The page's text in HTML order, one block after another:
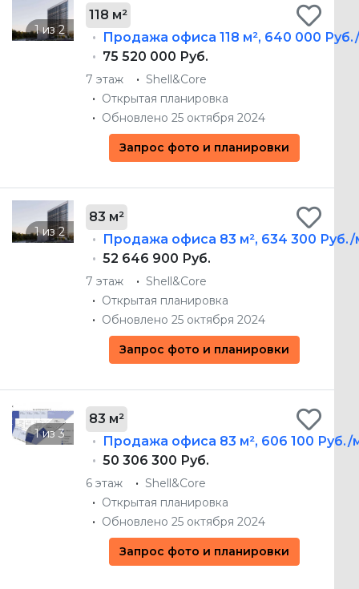
118 м²
Продажа офиса118 м², 640 000
75 520 000 Руб.
7 этаж
Shell&Core
Открытая планировка
Обновлено 25 октября 2024
Запрос фото и планировки
83 м²
Продажа офиса 83 м², 634 300 Руб./
52 646 900 Руб.
7 этаж
Shell&Core
Открытая планировка
Обновлено 25 октября 2024
Запрос фото и планировки
83 м²
Продажа офиса 83 м², 606 100 Руб./
50 306 300 Руб.
6 этаж
Shell&Core
Открытая планировка
Обновлено 25 октября 2024
Запрос фото и планировки